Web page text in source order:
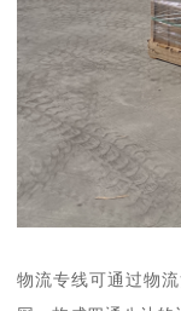
物流专线可通过物